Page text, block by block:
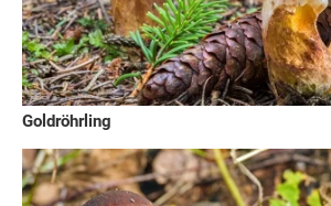
Goldröhrling